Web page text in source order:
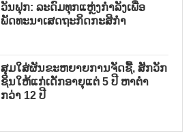
ວັນຟຸກ: ລະດົມທຸກແຫຼ່ງກຳລັງເພື່ອ
ພັດທະນາເສດຖະກິດກະສິກຳ
ສຸມໃສ່ຜັນຂະຫຍາຍການຈັດຊື້, ສັກວັກ
ຊິນໃຫ້ແກ່ເດັກອາຍຸແຕ່ 5 ປີ ຫາຕ່ຳ
ກວ່າ 12 ປີ